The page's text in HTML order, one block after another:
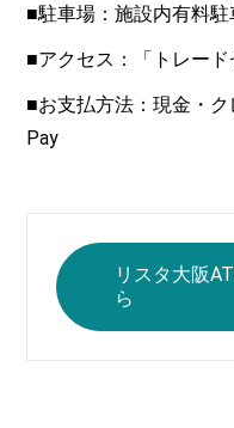
■駐車場：施設内有料駐
■アクセス：「トレー
■お支払方法：現金・
Pay
リスタ大阪
ら